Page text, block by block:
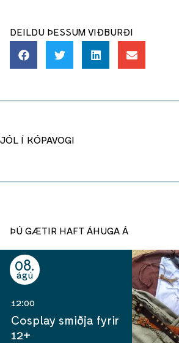
DEILDU ÞESSUM VIÐBURÐI
JÓL Í KÓPAVOGI
ÞÚ GÆTIR HAFT ÁHUGA Á
08
ágú
12:00
Cosplay smiðja fyrir
12+